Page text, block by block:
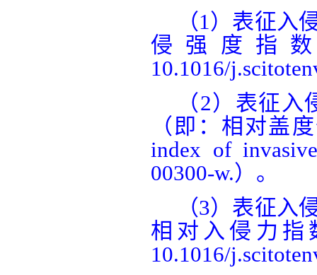
（1 ） 表征入
侵强度指
10.1016/
（2） 表征入
（ 即 ： 相对盖
index of
00300-w.）。
（3） 表征入
相对入侵力指
10.1016/